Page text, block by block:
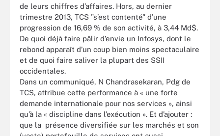
de leurs chiffres d’affaires. Hors, au dernier
trimestre 2013, TCS "s’est contenté" d’une
progression de 16,69 % de son activité, à 3,44 Md$.
De quoi déjà faire pâlir d’envie un Infosys, dont le
rebond apparaît d’un coup bien moins spectaculaire
et de quoi faire saliver la plupart des SSII
occidentales.
Dans un communiqué, N Chandrasekaran, Pdg de
TCS, attribue cette performance à « une forte
demande internationale pour nos services », ainsi
qu’à la « discipline dans l’exécution ». Et d’ajouter :
que la présence diversifiée sur les marchés et son